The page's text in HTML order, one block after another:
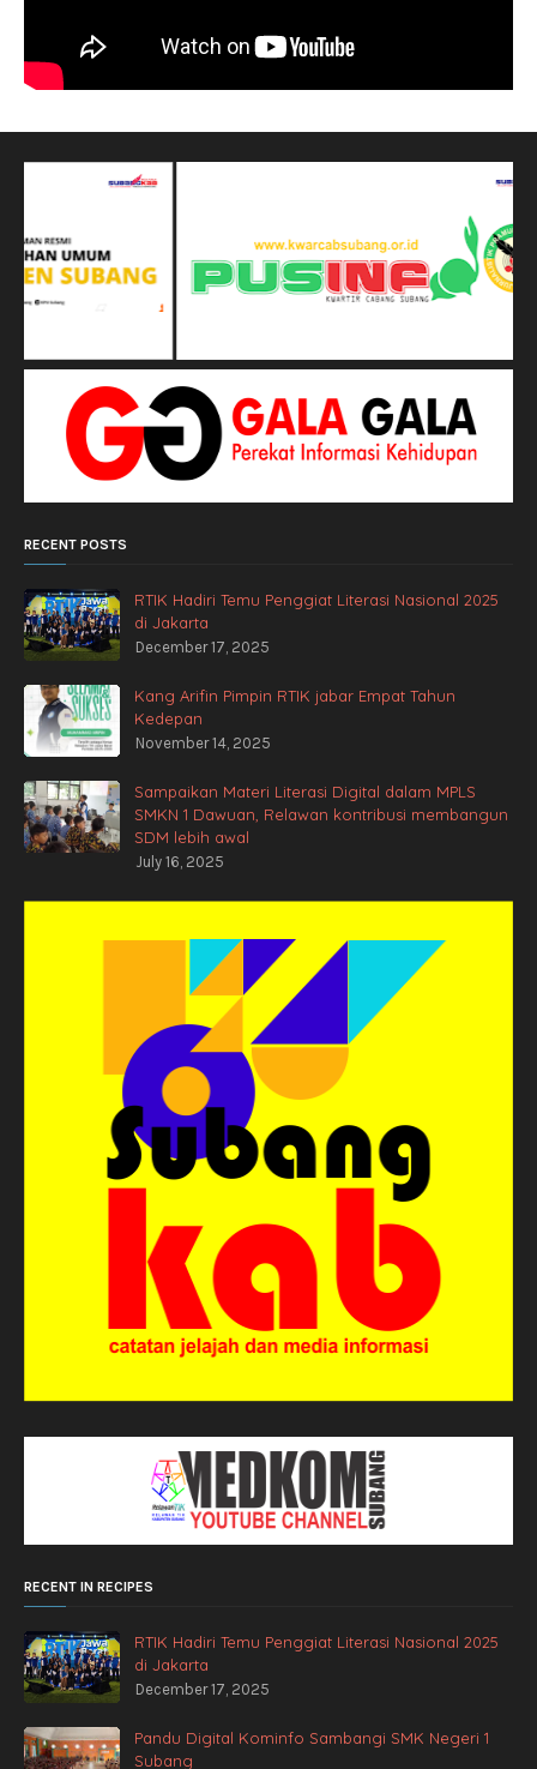
RECENT POSTS
RTIK Hadiri Temu Penggiat Literasi Nasional 2025
di Jakarta
December 17, 2025
Kang Arifin Pimpin RTIK jabar Empat Tahun
Kedepan
November 14, 2025
Sampaikan Materi Literasi Digital dalam MPLS
SMKN 1 Dawuan, Relawan kontribusi membangun
SDM lebih awal
July 16, 2025
RECENT IN RECIPES
RTIK Hadiri Temu Penggiat Literasi Nasional 2025
di Jakarta
December 17, 2025
Pandu Digital Kominfo Sambangi SMK Negeri 1
Subang